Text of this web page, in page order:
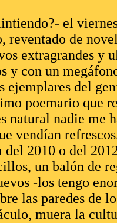
el
de
extragrandes y
y con un
ejemplares del
poemario que
natural nadie me
vendían
del 2010 o del
un balón de
-los tengo
las paredes de
muera la